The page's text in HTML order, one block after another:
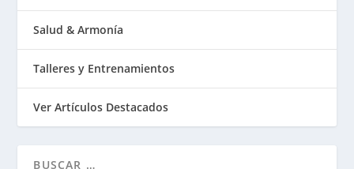
Salud & Armonía
Talleres y Entrenamientos
Ver Artículos Destacados